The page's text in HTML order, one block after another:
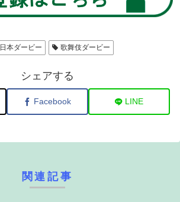
日本ダービー 歌舞伎ダービー
シェアする
Facebook LINE
関連記事